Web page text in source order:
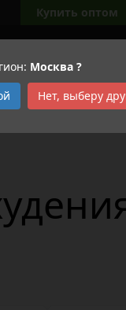
Москва ?
Нет, выберу
Купить оптом